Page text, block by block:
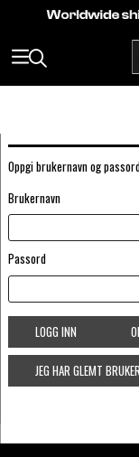
Oppgi brukernavn og
Brukernavn
Passord
LOGG INN
JEG HAR GLEMT